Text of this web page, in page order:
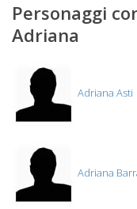
Personaggi
Adriana
Adriana Asti
Adriana